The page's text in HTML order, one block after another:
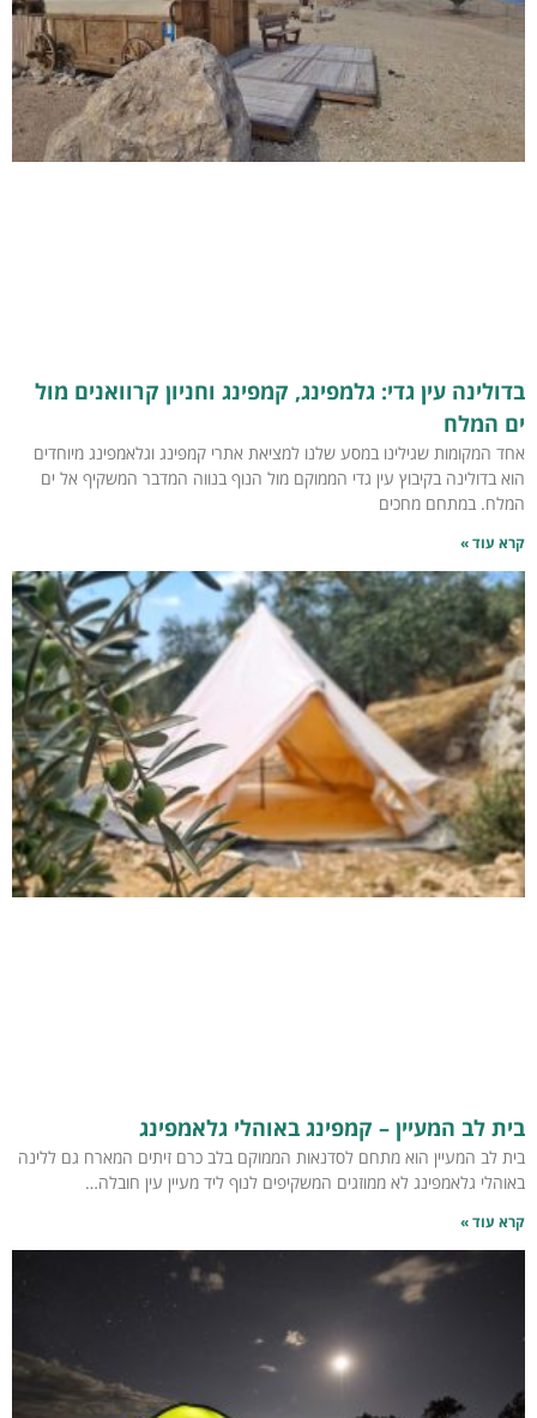
בדולינה עין גדי: גלמפינג, קמפינג וחניון קרוואנים מול
ים המלח
אחד המקומות שגילינו במסע שלנו למציאת אתרי קמפינג וגלאמפינג מיוחדים
הוא בדולינה בקיבוץ עין גדי הממוקם מול הנוף בנווה המדבר המשקיף אל ים
המלח. במתחם מחכים
קרא עוד »
בית לב המעיין – קמפינג באוהלי גלאמפינג
בית לב המעיין הוא מתחם לסדנאות הממוקם בלב כרם זיתים המארח גם ללינה
באוהלי גלאמפינג לא ממוזגים המשקיפים לנוף ליד מעיין עין חובלה…
קרא עוד »